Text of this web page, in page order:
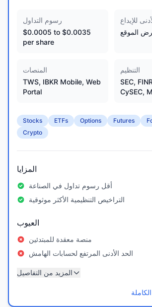
رسوم التداول
$0.0005 to $0.0035
per share
للإيداع
الموقع
المنصات
TWS, IBKR Mobile, Web
Portal
التنظيم
SEC,
CySEC,
Stocks ETFs Options Futures
Crypto
المزايا
أقل رسوم تداول في الصناعة
التراخيص التنظيمية الأكثر موثوقية
العيوب
منصة معقدة للمبتدئين
الحد الأدنى المرتفع لحسابات الهامش
المزيد من التفاصيل